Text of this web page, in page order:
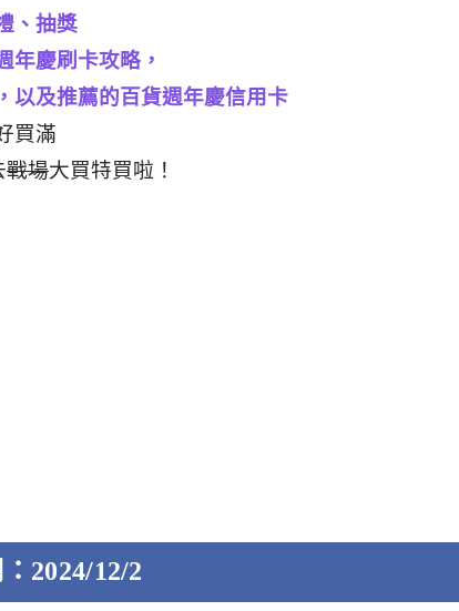
、抽獎
年慶刷卡攻略，
以及推薦的百貨週年慶信用卡
買滿
戰場大買特買啦！
2024/12/2